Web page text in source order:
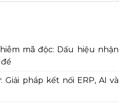
mã độc: Dấu hiệu nhận
Giải pháp kết nối ERP, AI và